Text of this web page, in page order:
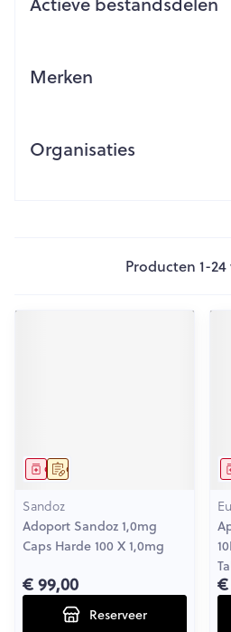
Merken
Organisaties
Producten 1-24
Op voorschrift
Geneesmiddel
Sandoz
Adoport Sandoz 1,0mg
Caps Harde 100 X 1,0mg
€ 99,00
Reserveer
€